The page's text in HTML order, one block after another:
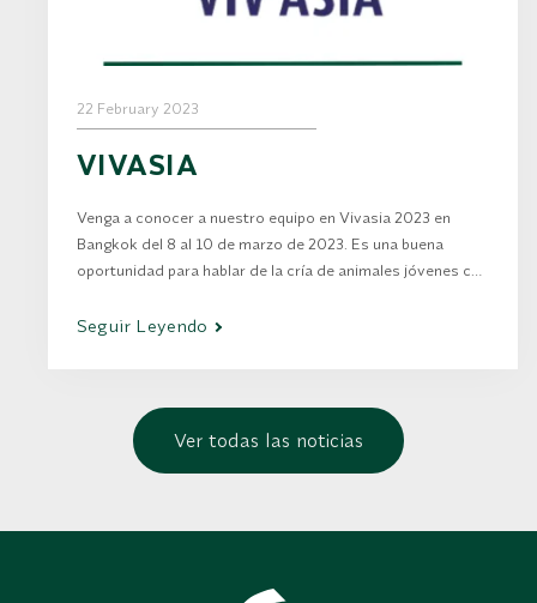
22 February 2023
VIVASIA
Venga a conocer a nuestro equipo en Vivasia 2023 en
Bangkok del 8 al 10 de marzo de 2023. Es una buena
oportunidad para hablar de la cría de animales jóvenes con
servicios.
Seguir Leyendo
Ver todas las noticias